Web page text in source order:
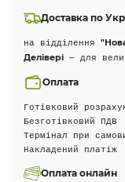
Доставка по
на відділення
Делівері — для
Оплата
Готівковий
Безготівковий ПДВ
Термінал при
Накладений платіж
Оплата онлайн